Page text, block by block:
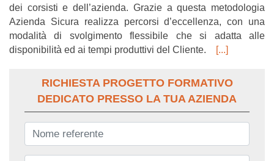
dei corsisti e dell’azienda. Grazie a questa metodologia
Azienda Sicura realizza percorsi d’eccellenza, con una
modalità di svolgimento flessibile che si adatta alle
disponibilità ed ai tempi produttivi del Cliente.
[...]
RICHIESTA PROGETTO FORMATIVO
DEDICATO PRESSO LA TUA AZIENDA